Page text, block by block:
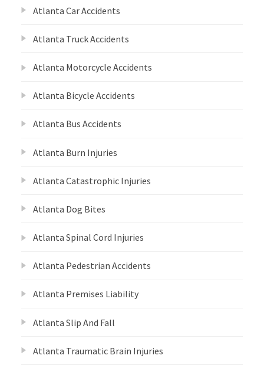
Atlanta Car Accidents
Atlanta Truck Accidents
Atlanta Motorcycle Accidents
Atlanta Bicycle Accidents
Atlanta Bus Accidents
Atlanta Burn Injuries
Atlanta Catastrophic Injuries
Atlanta Dog Bites
Atlanta Spinal Cord Injuries
Atlanta Pedestrian Accidents
Atlanta Premises Liability
Atlanta Slip And Fall
Atlanta Traumatic Brain Injuries